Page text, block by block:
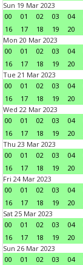
Sun 19 Mar 2023
00
01 02 03 04
16
17 18 19 20
Mon 20 Mar 2023
00
01 02 03 04
16
17 18 19 20
Tue 21 Mar 2023
00
01 02 03 04
16
17 18 19 20
Wed 22 Mar 2023
00
01 02 03 04
16
17 18 19 20
Thu 23 Mar 2023
00
01 02 03 04
16
17 18 19 20
Fri 24 Mar 2023
00
01 02 03 04
16
17 18 19 20
Sat 25 Mar 2023
00
01 02 03 04
16
17 18 19 20
Sun 26 Mar 2023
00
01 02 03 04